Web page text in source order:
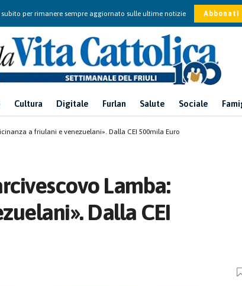
per rimanere sempre aggiornato sulle ultime notizie Abbonati
Cultura Digitale Furlan Salute Sociale
a friulani e venezuelani». Dalla CEI 500mila Euro
Lamba:
Dalla CEI